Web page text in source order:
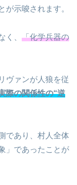
が示唆されます。
く、 「化学兵器の
ヴァンが人狼を従
際の関係性の“逆
であり、村人全体
」であったことが